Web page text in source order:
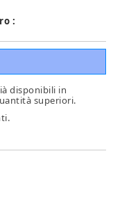
:
disponibili in
superiori.